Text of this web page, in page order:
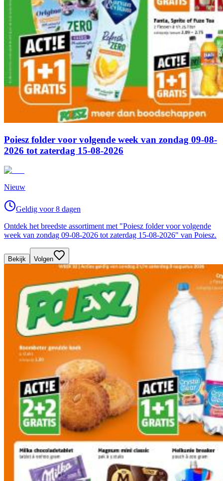
Poiesz folder voor volgende week van zondag 09-08-
2026 tot zaterdag 15-08-2026
Nieuw
Geldig voor 8 dagen
Ontdek het breedste assortiment met "Poiesz folder voor volgende
week van zondag 09-08-2026 tot zaterdag 15-08-2026" van Poiesz.
Bekijk Volgen